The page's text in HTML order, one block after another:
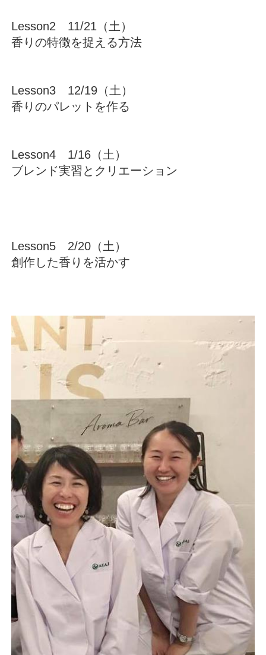
Lesson2 11/21（土）
香りの特徴を捉える方法
Lesson3 12/19（土）
香りのパレットを作る
Lesson4 1/16（土）
ブレンド実習とクリエーション
Lesson5 2/20（土）
創作した香りを活かす